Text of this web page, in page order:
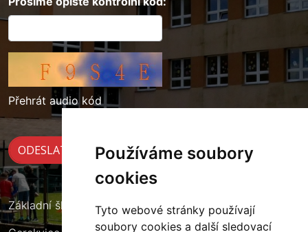
Používáme soubory
cookies
Tyto webové stránky používají
soubory cookies a další sledovací
Přehrát audio kód
Základní škola Cerekvice nad Loučnou